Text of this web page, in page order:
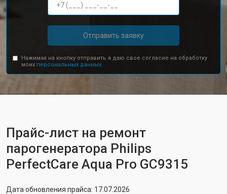
Отправить заявку
Нажимая на кнопку отправить я даю свое согласие на обработку
моих персональных данных.
Прайс-лист на ремонт
парогенератора Philips
PerfectCare Aqua Pro GC9315
Дата обновления прайса: 17.07.2026